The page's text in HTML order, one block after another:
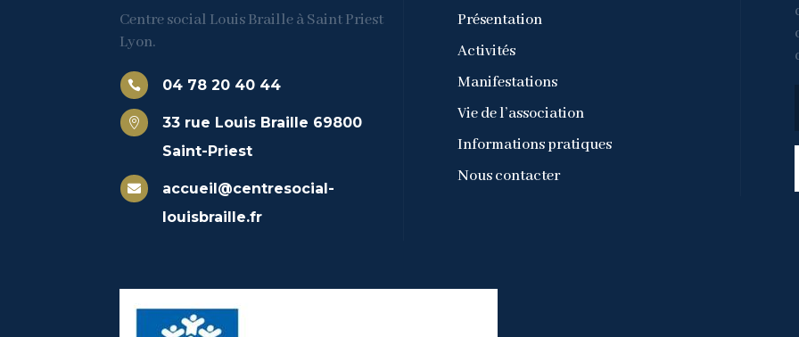
Centre social Louis Braille à Saint Priest
Lyon.
 04 78 20 40 44

33 rue Louis Braille 69800
Saint-Priest

accueil@centresocial-
louisbraille.fr
Présentation
Activités
Manifestations
Vie de l’association
Informations pratiques
Nous contacter